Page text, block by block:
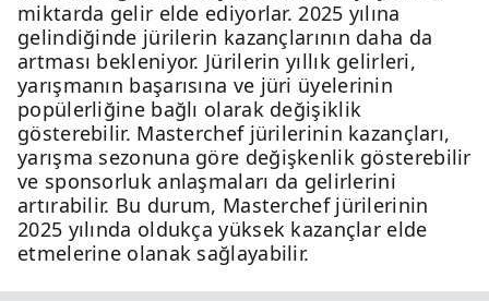
miktarda gelir elde ediyorlar. 2025 yılına
gelindiğinde jürilerin kazançlarının daha da
artması bekleniyor. Jürilerin yıllık gelirleri,
yarışmanın başarısına ve jüri üyelerinin
popülerliğine bağlı olarak değişiklik
gösterebilir. Masterchef jürilerinin kazançları,
yarışma sezonuna göre değişkenlik gösterebilir
ve sponsorluk anlaşmaları da gelirlerini
artırabilir. Bu durum, Masterchef jürilerinin
2025 yılında oldukça yüksek kazançlar elde
etmelerine olanak sağlayabilir.